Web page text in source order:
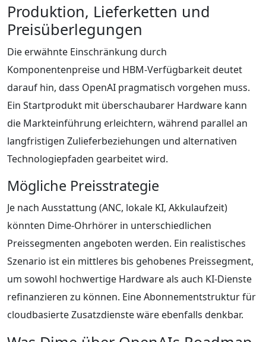
Produktion, Lieferketten und
Preisüberlegungen
Die erwähnte Einschränkung durch
Komponentenpreise und HBM-Verfügbarkeit deutet
darauf hin, dass OpenAI pragmatisch vorgehen muss.
Ein Startprodukt mit überschaubarer Hardware kann
die Markteinführung erleichtern, während parallel an
langfristigen Zulieferbeziehungen und alternativen
Technologiepfaden gearbeitet wird.
Mögliche Preisstrategie
Je nach Ausstattung (ANC, lokale KI, Akkulaufzeit)
könnten Dime-Ohrhörer in unterschiedlichen
Preissegmenten angeboten werden. Ein realistisches
Szenario ist ein mittleres bis gehobenes Preissegment,
um sowohl hochwertige Hardware als auch KI-Dienste
refinanzieren zu können. Eine Abonnementstruktur für
cloudbasierte Zusatzdienste wäre ebenfalls denkbar.